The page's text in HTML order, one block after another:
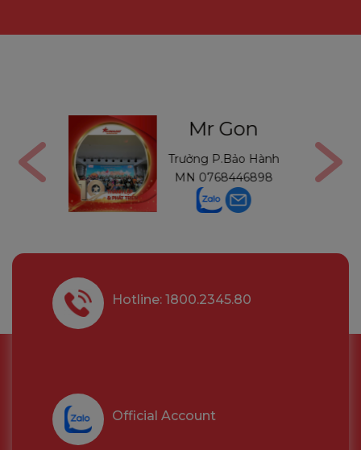
Hành
Mr Thường
Trưởng P.Bảo Hành
MB 0971234540
Hotline: 1800.2345.80
Official Account